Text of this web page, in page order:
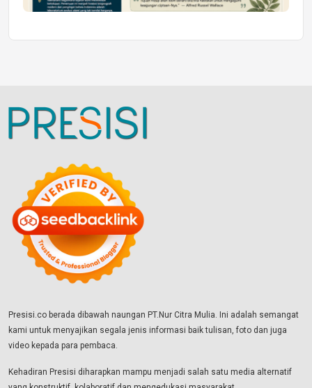
Presisi.co berada dibawah naungan PT.Nur Citra Mulia. Ini adalah semangat
kami untuk menyajikan segala jenis informasi baik tulisan, foto dan juga
video kepada para pembaca.
Kehadiran Presisi diharapkan mampu menjadi salah satu media alternatif